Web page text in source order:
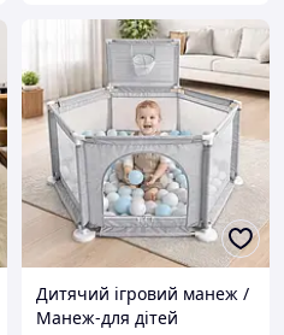
Дитячий ігровий манеж /
Манеж-для дітей